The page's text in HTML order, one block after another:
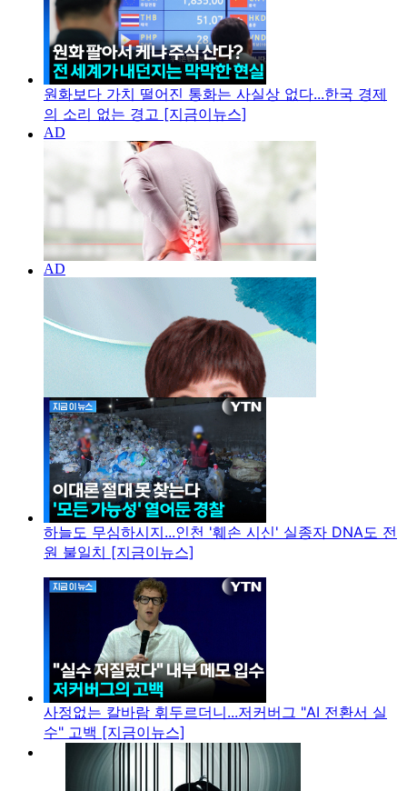
원화보다 가치 떨어진 통화는 사실상 없다...한국 경제
의 소리 없는 경고 [지금이뉴스]
하늘도 무심하시지...인천 '훼손 시신' 실종자 DNA도 전
원 불일치 [지금이뉴스]
사정없는 칼바람 휘두르더니...저커버그 "AI 전환서 실
수" 고백 [지금이뉴스]